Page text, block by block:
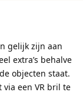
gelijk zijn aan
extra’s behalve
objecten staat.
via een VR bril te